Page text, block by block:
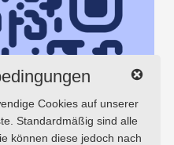
Cookies auf unserer
Standardmäßig sind alle
können diese jedoch nach